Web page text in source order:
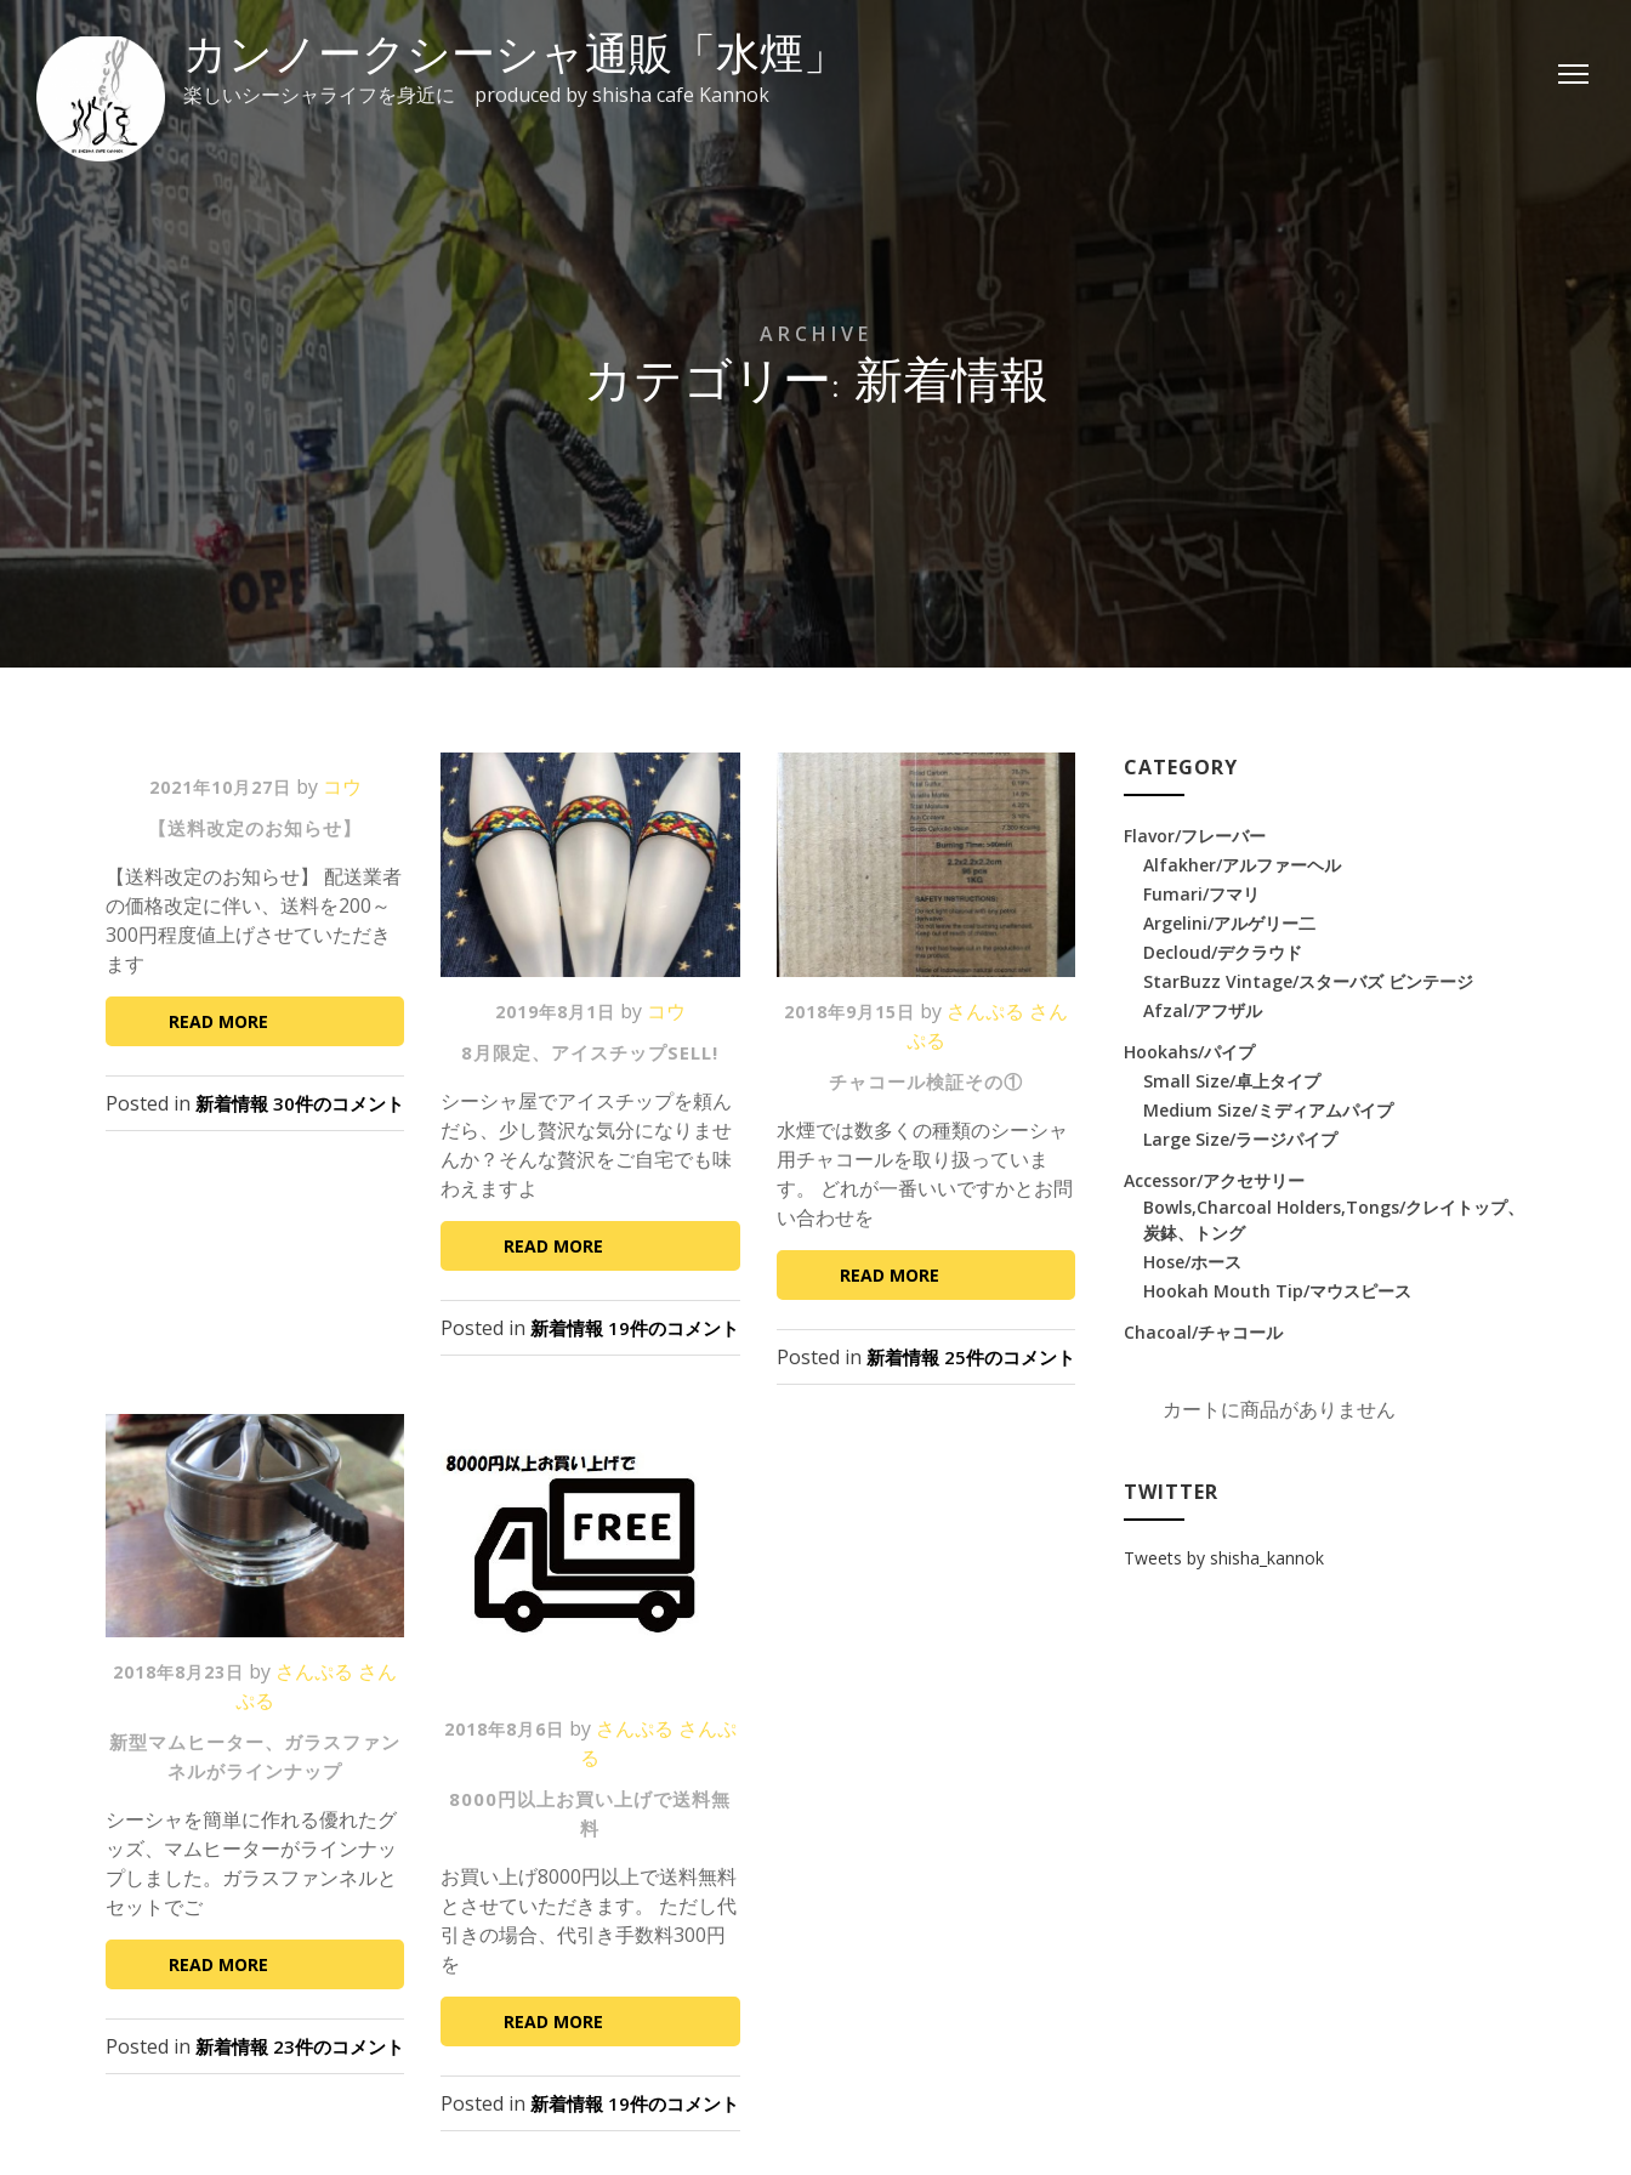
to
content
カンノークシーシャ通販「水煙」
楽しいシーシャライフを身近に produced by shisha cafe Kannok
ARCHIVE
カテゴリー: 新着情報
P
o
t
e
d
n
2021年10月27日 by コウ
【送料改定のお知らせ】
【送料改定のお知らせ】 配送業者
の価格改定に伴い、送料を200～
300円程度値上げさせていただき
ます
READ MORE
Posted in 新着情報 【送
料
30件のコメント
P
o
s
t
e
d
o
n
2019年8月1日 by コウ
8月限定、アイスチップSELL!
シーシャ屋でアイスチップを頼ん
だら、少し贅沢な気分になりませ
んか？そんな贅沢をご自宅でも味
わえますよ
READ MORE
Posted in新着情報 8
月
イ
ス
チ
ッ
プ
SELL!
へ
19件のコメント
P
e
d
o
n
2018年9月15日 by さんぷる さん
ぷる
チャコール検証その①
水煙では数多くの種類のシーシャ
用チャコールを取り扱っていま
す。 どれが一番いいですかとお問
い合わせを
READ MORE
Posted in 新着情報 チ
ャ
25件のコメント
P
s
t
d
o
n
2018年8月23日 by さんぷる さん
ぷる
新型マムヒーター、ガラスファン
ネルがラインナップ
シーシャを簡単に作れる優れたグ
ッズ、マムヒーターがラインナッ
プしました。ガラスファンネルと
セットでご
READ MORE
Posted in 新着情報 新
型
23件のコメント
P
d
o
n
2018年8月6日 by さんぷる さんぷ
る
8000円以上お買い上げで送料無
料
お買い上げ8000円以上で送料無料
とさせていただきます。 ただし代
引きの場合、代引き手数料300円
を
READ MORE
Posted in新着情報 8000
円
19件のコメント
CATEGORY
Flavor/フレーバー
Alfakher/アルファーヘル
Fumari/フマリ
Argelini/アルゲリー二
Decloud/デクラウド
StarBuzz Vintage/スターバズ ビンテージ
Afzal/アフザル
Hookahs/パイプ
Small Size/卓上タイプ
Medium Size/ミディアムパイプ
Large Size/ラージパイプ
Accessor/アクセサリー
Bowls,Charcoal Holders,Tongs/クレイトップ、
炭鉢、トング
Hose/ホース
Hookah Mouth Tip/マウスピース
Chacoal/チャコール
カートに商品がありません
TWITTER
Tweets by shisha_kannok